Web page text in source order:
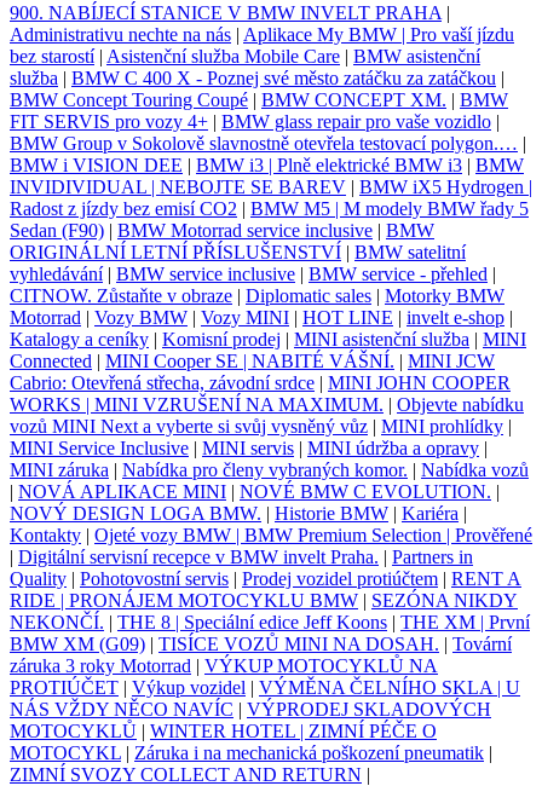
900. NABÍJECÍ STANICE V BMW INVELT PRAHA |
Administrativu nechte na nás | Aplikace My BMW | Pro vaší jízdu
bez starostí| Asistenční služba Mobile Care | BMW asistenční
služba | BMW C 400 X - Poznej své město zatáčku za zatáčkou |
BMW Concept Touring Coupé | BMW CONCEPT XM. | BMW
FIT SERVIS pro vozy 4+ | BMW glass repair pro vaše vozidlo |
BMW Group v Sokolově slavnostně otevřela testovací polygon.… |
BMW i VISION DEE | BMW i3 | Plně elektrické BMW i3 | BMW
INVIDIVIDUAL | NEBOJTE SE BAREV | BMW iX5 Hydrogen |
Radost z jízdy bez emisí CO2 | BMW M5 | M modely BMW řady 5
Sedan (F90) | BMW Motorrad service inclusive | BMW
ORIGINÁLNÍ LETNÍ PŘÍSLUŠENSTVÍ | BMW satelitní
vyhledávání| BMW service inclusive | BMW service - přehled |
CITNOW. Zůstaňte v obraze | Diplomatic sales | Motorky BMW
Motorrad | Vozy BMW | Vozy MINI | HOT LINE | invelt e-shop |
Katalogy a ceníky | Komisní prodej | MINI asistenční služba | MINI
Connected | MINI Cooper SE | NABITÉ VÁŠNÍ. | MINI JCW
Cabrio: Otevřená střecha, závodní srdce | MINI JOHN COOPER
WORKS | MINI VZRUŠENÍ NA MAXIMUM. | Objevte nabídku
vozů MINI Next a vyberte si svůj vysněný vůz | MINI prohlídky |
MINI Service Inclusive | MINI servis | MINI údržba a opravy |
MINI záruka | Nabídka pro členy vybraných komor. | Nabídka vozů
| NOVÁ APLIKACE MINI | NOVÉ BMW C EVOLUTION. |
NOVÝ DESIGN LOGA BMW. | Historie BMW | Kariéra |
Kontakty | Ojeté vozy BMW | BMW Premium Selection | Prověřené
| Digitální servisní recepce v BMW invelt Praha. | Partners in
Quality | Pohotovostní servis | Prodej vozidel protiúčtem | RENT A
RIDE | PRONÁJEM MOTOCYKLU BMW | SEZÓNA NIKDY
NEKONČÍ. | THE 8 | Speciální edice Jeff Koons | THE XM | První
BMW XM (G09) | TISÍCE VOZŮ MINI NA DOSAH. | Tovární
záruka 3 roky Motorrad | VÝKUP MOTOCYKLŮ NA
PROTIÚČET | Výkup vozidel | VÝMĚNA ČELNÍHO SKLA | U
NÁS VŽDY NĚCO NAVÍC | VÝPRODEJ SKLADOVÝCH
MOTOCYKLŮ | WINTER HOTEL | ZIMNÍ PÉČE O
MOTOCYKL | Záruka i na mechanická poškození pneumatik |
ZIMNÍ SVOZY COLLECT AND RETURN |